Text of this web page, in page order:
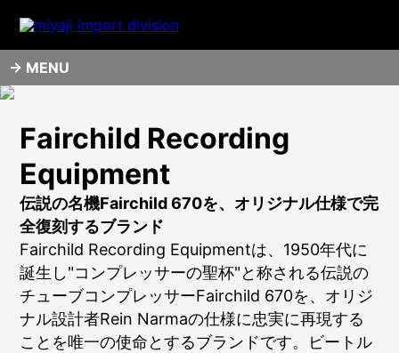
MENU
Fairchild Recording
Equipment
伝説の名機Fairchild 670を、オリジナル仕様で完
全復刻するブランド
Fairchild Recording Equipmentは、1950年代に
誕生し"コンプレッサーの聖杯"と称される伝説の
チューブコンプレッサーFairchild 670を、オリジ
ナル設計者Rein Narmaの仕様に忠実に再現する
ことを唯一の使命とするブランドです。ビートル